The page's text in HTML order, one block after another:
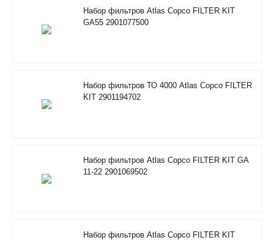
Набор фильтров Atlas Copco FILTER KIT
GA55 2901077500
Набор фильтров ТО 4000 Atlas Copco FILTER
KIT 2901194702
Набор фильтров Atlas Copco FILTER KIT GA
11-22 2901069502
Набор фильтров Atlas Copco FILTER KIT